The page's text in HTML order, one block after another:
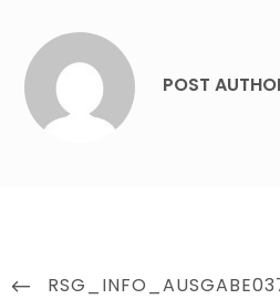
POST
Beitragsnavigation
PREVIOUS